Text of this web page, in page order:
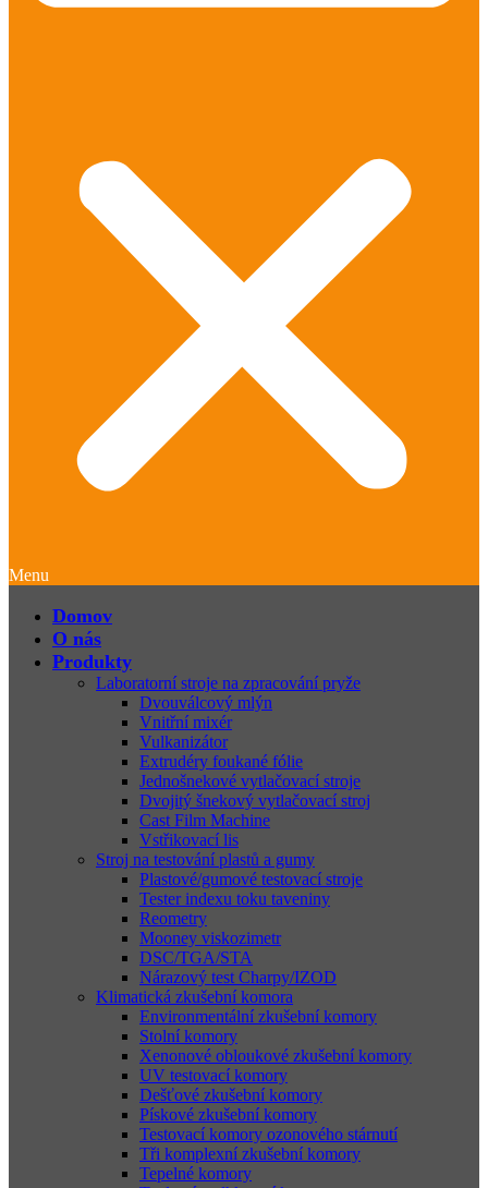
Menu
Domov
O nás
Produkty
Laboratorní stroje na zpracování pryže
Dvouválcový mlýn
Vnitřní mixér
Vulkanizátor
Extrudéry foukané fólie
Jednošnekové vytlačovací stroje
Dvojitý šnekový vytlačovací stroj
Cast Film Machine
Vstřikovací lis
Stroj na testování plastů a gumy
Plastové/gumové testovací stroje
Tester indexu toku taveniny
Reometry
Mooney viskozimetr
DSC/TGA/STA
Nárazový test Charpy/IZOD
Klimatická zkušební komora
Environmentální zkušební komory
Stolní komory
Xenonové obloukové zkušební komory
UV testovací komory
Dešťové zkušební komory
Pískové zkušební komory
Testovací komory ozonového stárnutí
Tři komplexní zkušební komory
Tepelné komory